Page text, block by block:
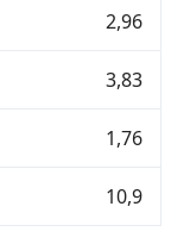
2,96
3,83
1,76
10,9